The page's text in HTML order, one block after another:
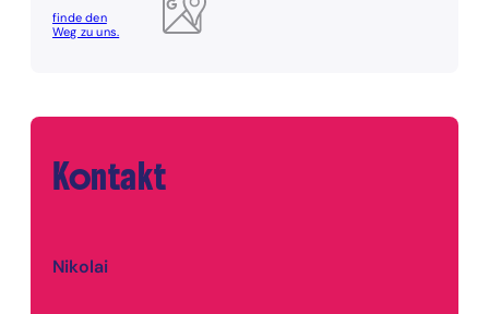
finde den
Weg zu uns.
Kontakt
Nikolai